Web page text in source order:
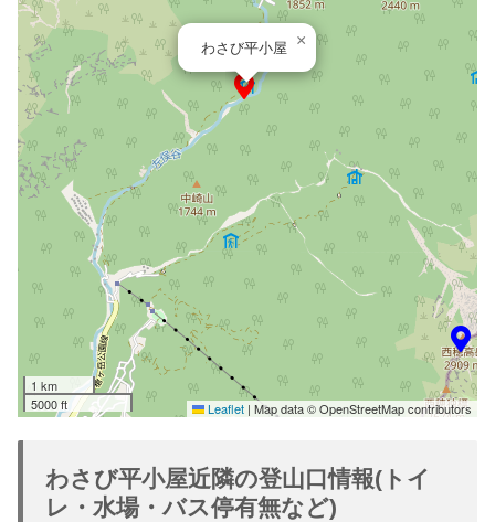
わさび平小屋 ×
1 km
5000 ft
Leaflet | Map data © OpenStreetMap contributors
わさび平小屋近隣の登山口情報(トイ
レ・水場・バス停有無など)